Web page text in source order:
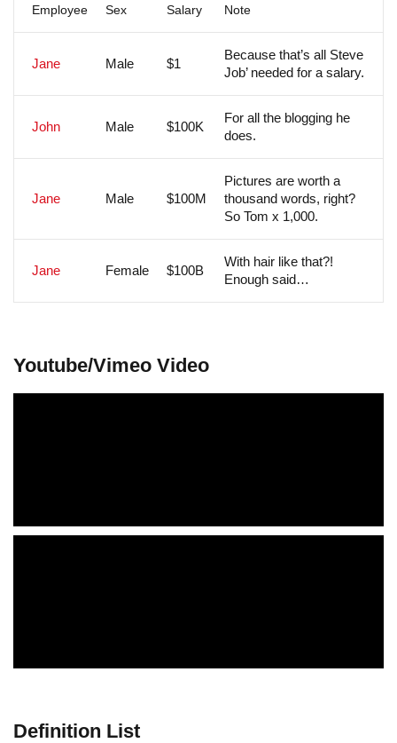
Employee Sex Salary Note
Jane Male $1
Because that’s all Steve
Job’ needed for a salary.
John Male $100K
For all the blogging he
does.
Jane Male $100M
Pictures are worth a
thousand words, right?
So Tom x 1,000.
Jane Female $100B
With hair like that?!
Enough said…
Youtube/Vimeo Video
Definition List